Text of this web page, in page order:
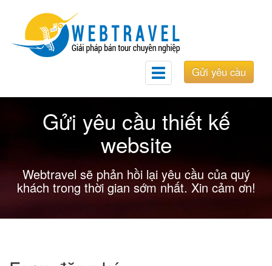
Gửi yêu cầu
Toggle
navigation
Gửi yêu cầu thiết kế
website
Webtravel sẽ phản hồi lại yêu cầu của quý
khách trong thời gian sớm nhất. Xin cảm ơn!